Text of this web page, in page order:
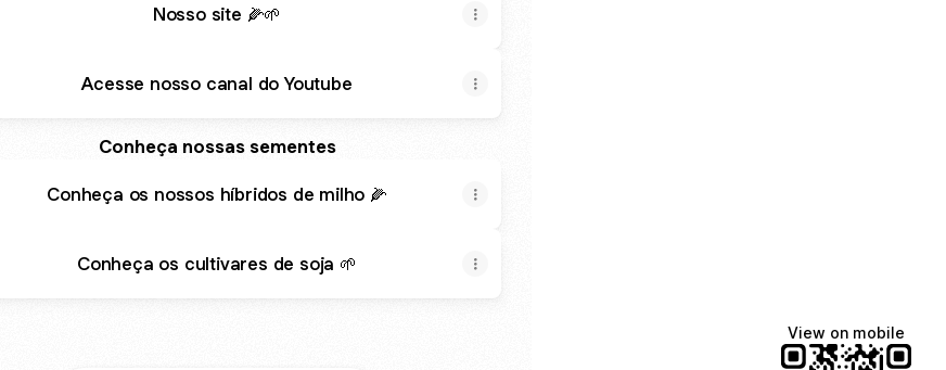
Nosso site 🌽🌱
Acesse nosso canal do Youtube
Conheça nossas sementes
Conheça os nossos híbridos de milho 🌽
Conheça os cultivares de soja 🌱
View on mobile